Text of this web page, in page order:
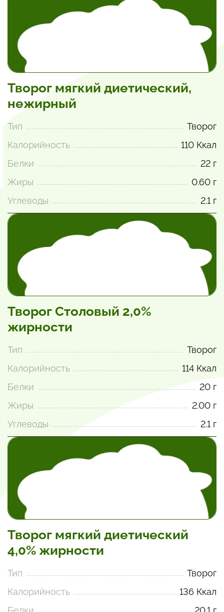
Творог мягкий диетический,
нежирный
Тип
Творог
Калорийность
110 Ккал
Белки
22 г
Жиры
0.60 г
Углеводы
2.1 г
Творог Столовый 2,0%
жирности
Тип
Творог
Калорийность
114 Ккал
Белки
20 г
Жиры
2.00 г
Углеводы
2.1 г
Творог мягкий диетический
4,0% жирности
Тип
Творог
Калорийность
136 Ккал